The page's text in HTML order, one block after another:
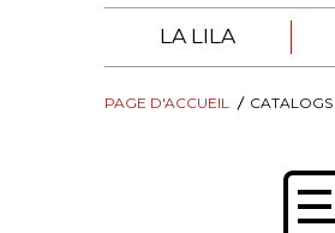
LA LILA
À PROPOS DE LA
CONGRÈS &
PAGE D'ACCUEIL CATALOGS